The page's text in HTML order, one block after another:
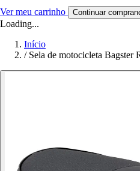
Ver meu carrinho Continuar
Loading...
Início
/ Sela de motocicleta